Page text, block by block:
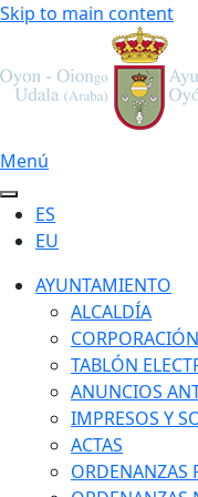
Skip to main content
Menú
ES
EU
AYUNTAMIENTO
ALCALDÍA
CORPORACIÓN
TABLÓN
ANUNCIOS
IMPRESOS Y
ACTAS
ORDENANZAS